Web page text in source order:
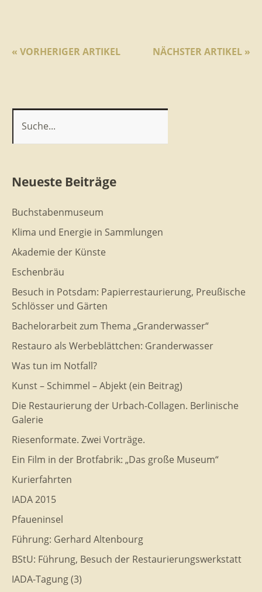
NÄCHSTER ARTIKEL »
« VORHERIGER ARTIKEL
Neueste Beiträge
Buchstabenmuseum
Klima und Energie in Sammlungen
Akademie der Künste
Eschenbräu
Besuch in Potsdam: Papierrestaurierung, Preußische
Schlösser und Gärten
Bachelorarbeit zum Thema „Granderwasser“
Restauro als Werbeblättchen: Granderwasser
Was tun im Notfall?
Kunst – Schimmel – Abjekt (ein Beitrag)
Die Restaurierung der Urbach-Collagen. Berlinische
Galerie
Riesenformate. Zwei Vorträge.
Ein Film in der Brotfabrik: „Das große Museum“
Kurierfahrten
IADA 2015
Pfaueninsel
Führung: Gerhard Altenbourg
BStU: Führung, Besuch der Restaurierungswerkstatt
IADA-Tagung (3)